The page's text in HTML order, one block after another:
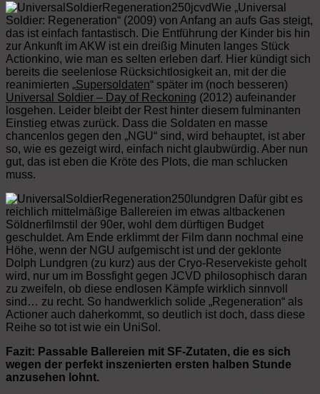
Wie „Universal
Soldier: Regeneration“ (2009) von Anfang an aufs Gas steigt,
das ist einfach fantastisch. Die Entführung der Kinder bis hin
zur Ankunft im AKW ist ein dreißig Minuten langes Stück
Actionkino, wie man es selten erleben darf. Hier kündigt sich
bereits die seelenlose Rücksichtlosigkeit an, mit der die
reanimierten „Supersoldaten“ später im (noch besseren)
Universal Soldier – Day of Reckoning (2012) aufeinander
losgehen. Leider bleibt der Rest hinter diesem fulminanten
Einstieg etwas zurück. Dass die Soldaten en masse
chancenlos gegen den „NGU“ sind, wird behauptet, ist aber
so, wie es gezeigt wird, einfach nicht glaubwürdig. Aber nun
gut, das ist eben die Kröte des Plots, die man schlucken
muss.
Dafür gibt es
reichlich mittelmäßige Ballereien im etwas altbackenen
Söldnerfilmstil der 90er, wohl dem dürftigen Budget
geschuldet. Am Ende erklimmt der Film dann nochmal eine
Höhe, wenn der NGU aufgemischt ist und der geklonte
Dolph Lundgren (zu kurz) aus der Cryo-Reservekiste geholt
wird, nur um im Bossfight gegen JCVD philosophisch daran
zu zweifeln, ob diese endlosen Kämpfe wirklich sinnvoll
sind… zu recht. So handwerklich solide „Regeneration“ als
Actioner auch daherkommt, so deutlich ist doch, dass diese
Reihe so tot ist wie ein UniSol.
Fazit: Passable Ballereien mit SF-Zutaten, die es sich
wegen der perfekt inszenierten ersten halben Stunde
anzusehen lohnt.